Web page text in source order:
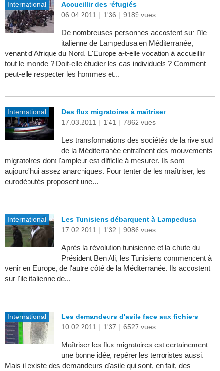
International
Accueillir des réfugiés
06.04.2011 | 1'36 | 9189 vues
De nombreuses personnes accostent sur l'île
italienne de Lampedusa en Méditerranée,
venant d'Afrique du Nord. L'Europe a-t-elle vocation à accueillir
tout le monde ? Doit-elle étudier les cas individuels ? Comment
peut-elle respecter les hommes et...
International
Des flux migratoires à maîtriser
17.03.2011 | 1'41 | 7862 vues
Les transformations des sociétés de la rive sud
de la Méditerranée entraînent des mouvements
migratoires dont l'ampleur est difficile à mesurer. Ils sont
aujourd'hui assez anarchiques. Pour tenter de les maîtriser, les
eurodéputés proposent une...
International
Les Tunisiens débarquent à Lampedusa
17.02.2011 | 1'32 | 9086 vues
Après la révolution tunisienne et la chute du
Président Ben Ali, les Tunisiens commencent à
venir en Europe, de l'autre côté de la Méditerranée. Ils accostent
sur l'ile italienne de...
International
Les demandeurs d'asile face aux fichiers
10.02.2011 | 1'37 | 6527 vues
Maîtriser les flux migratoires est certainement
une bonne idée, repérer les terroristes aussi.
Mais il existe des demandeurs d'asile qui sont, en fait, des